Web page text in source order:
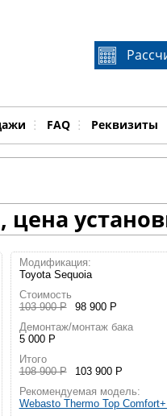
FAQ Реквизиты
Вы не знаете
звоните по телефону+7
цена
Модификация:
Toyota Sequoia
Стоимость
103 900 Р
98 900 Р
Демонтаж/монтаж бака
5 000 Р
Итого
108 900 Р
103 900 Р
Рекомендуемая модель:
Webasto Thermo Top